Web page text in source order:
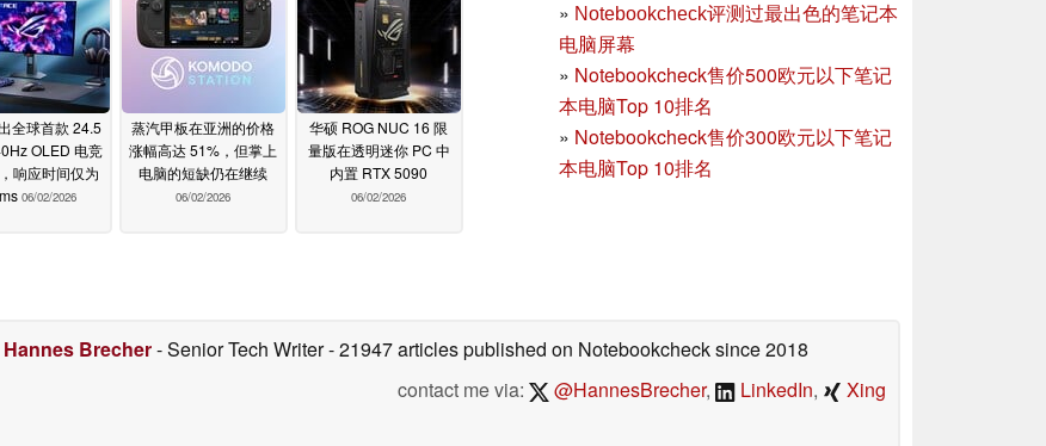
» Notebookcheck评测过最出色的笔记本
电脑屏幕
» Notebookcheck售价500欧元以下笔记
本电脑Top 10排名
» Notebookcheck售价300欧元以下笔记
本电脑Top 10排名
全球首款 24.5
OLED 电竞
响应时间仅为
06/02/2026
蒸汽甲板在亚洲的价格
涨幅高达 51%，但掌上
电脑的短缺仍在继续
06/02/2026
华硕 ROG NUC 16 限
量版在透明迷你 PC 中
内置 RTX 5090
06/02/2026
Hannes Brecher- Senior Tech Writer- 21947 articles published on Notebookchecksince 2018
contact me via:
@HannesBrecher, LinkedIn, Xing